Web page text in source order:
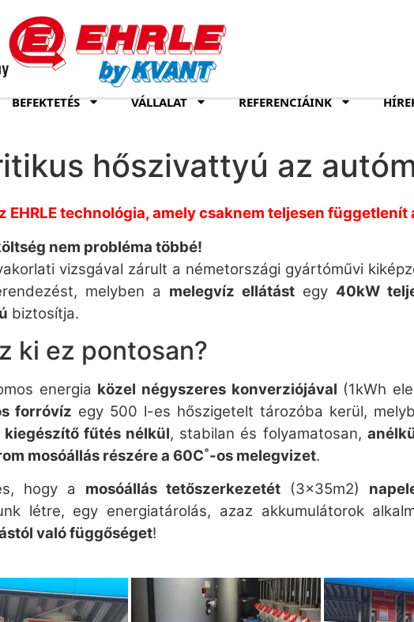
BEFEKTETÉS VÁLLALAT REFERENCIÁINK
hőszivattyú az
EHRLE technológia, amely csaknem teljesen
nem probléma többé!
vizsgával zárult a németországi gyártóművi
melyben a melegvíz ellátást egy 40kW
biztosítja.
ki ez pontosan?
energia közel négyszeres konverziójával (1kWh
forróvíz egy 500 l-es hőszigetelt tározóba kerül,
kiegészítő fűtés nélkül, stabilan és folyamatosan,
mosóállás részére a 60C˚-os melegvizet.
hogy a mosóállás tetőszerkezetét (3x35m2)
létre, egy energiatárolás, azaz akkumulátorok
való függőséget!